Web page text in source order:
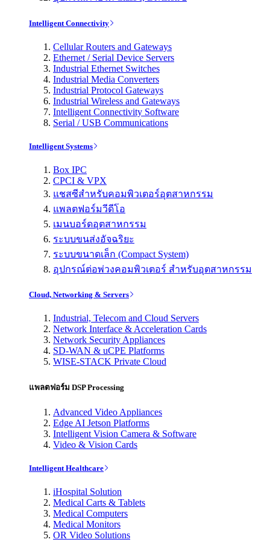
Intelligent Connectivity
Cellular Routers and Gateways
Ethernet / Serial Device Servers
Industrial Ethernet Switches
Industrial Media Converters
Industrial Protocol Gateways
Industrial Wireless and Gateways
Intelligent Connectivity Software
Serial / USB Communications
Intelligent Systems
Box IPC
CPCI & VPX
แชสซีสำหรับคอมพิวเตอร์อุตสาหกรรม
แพลตฟอร์มวีดีโอ
เมนบอร์ดอุตสาหกรรม
ระบบขนส่งอัจฉริยะ
ระบบขนาดเล็ก (Compact System)
อุปกรณ์ต่อพ่วงคอมพิวเตอร์ สำหรับอุตสาหกรรม
Cloud, Networking & Servers
Industrial, Telecom and Cloud Servers
Network Interface & Acceleration Cards
Network Security Appliances
SD-WAN & uCPE Platforms
WISE-STACK Private Cloud
แพลตฟอร์ม DSP Processing
Advanced Video Appliances
Edge AI Jetson Platforms
Intelligent Vision Camera & Software
Video & Vision Cards
Intelligent Healthcare
iHospital Solution
Medical Carts & Tablets
Medical Computers
Medical Monitors
OR Video Solutions